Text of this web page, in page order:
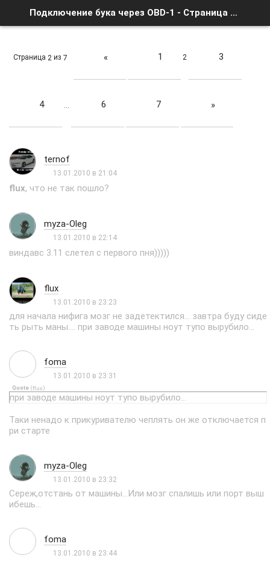
Подключение бука через OBD-1 - Страница 2 - Список форумов
Страница 2 из 7 « 1 2 3
4 … 6 7 »
ternof
13.01.2010 в 21:04
flux, что не так пошло?
myza-Oleg
13.01.2010 в 22:14
виндавс 3.11 слетел с первого пня)))))
flux
13.01.2010 в 23:23
для начала нифига мозг не задетектился... завтра буду сиде
ть рыть маны.... при заводе машины ноут тупо вырубило...
foma
13.01.2010 в 23:31
Quote (flux)
при заводе машины ноут тупо вырубило...
Таки ненадо к прикуривателю чеплять он же отключается п
ри старте
myza-Oleg
13.01.2010 в 23:32
Сереж,отстань от машины...Или мозг спалишь или порт выш
ибешь...
foma
13.01.2010 в 23:44